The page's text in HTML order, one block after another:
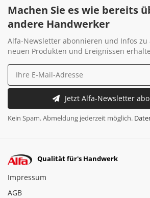
Machen Sie es wie bereits
andere Handwerker
Alfa-Newsletter abonnieren und Infos zu
neuen Produkten und Ereignissen
Jetzt Alfa-Newsletter
Kein Spam. Abmeldung jederzeit möglich.
Qualität für's Handwerk
Impressum
AGB